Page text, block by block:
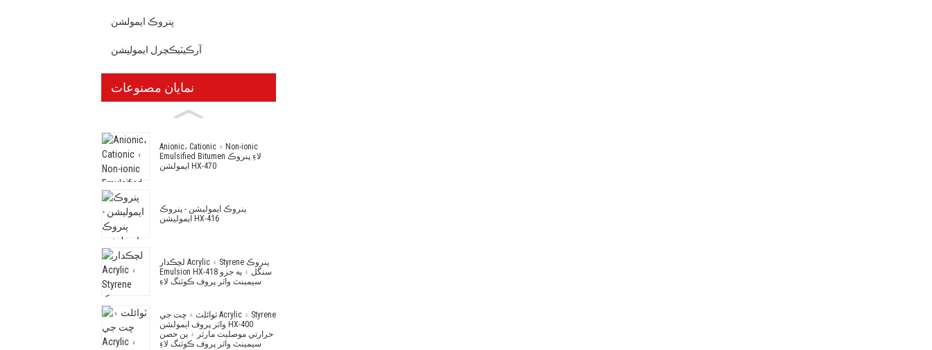
پنروڪ ايمولشن
آرڪيٽيڪچرل ايموليشن
نمايان مصنوعات
Anionic، Cationic ۽ Non-ionic
Emulsified Bitumen لاءِ پنروڪ
ايمولشن HX-470
پنروڪ ايموليشن - پنروڪ
ايموليشن HX-416
لچڪدار Acrylic ۽ Styrene پنروڪ
Emulsion HX-418 سنگل ۽ ٻه جزو
سيمينٽ واٽر پروف ڪوٽنگ لاءِ
ٽوائلٽ ۽ ڇت جي Acrylic ۽ Styrene
واٽر پروف ايمولشن HX-400
حرارتي موصليت مارٽر ۽ ٻن حصن
سيمينٽ واٽر پروف ڪوٽنگ لاءِ